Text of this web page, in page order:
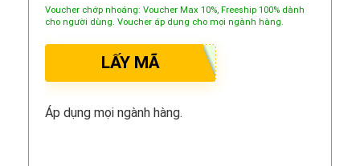
Voucher chớp nhoáng: Voucher Max 10%, Freeship 100% dành
cho người dùng. Voucher áp dụng cho mọi ngành hàng.
LẤY MÃ
Áp dụng mọi ngành hàng.